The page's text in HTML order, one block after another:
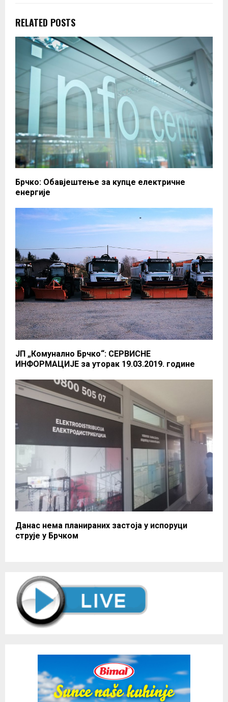
RELATED POSTS
Брчко: Обавјештење за купце електричне
енергије
ЈП „Комунално Брчко“: СЕРВИСНЕ
ИНФОРМАЦИЈЕ за уторак 19.03.2019. године
Данас нема планираних застоја у испоруци
струје у Брчком